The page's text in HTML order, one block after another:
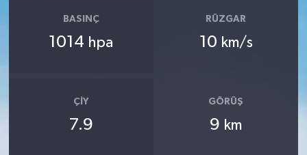
BASINÇ
1014 hpa
RÜZGAR
10 km/s
ÇIY
7.9
GÖRÜŞ
9 km